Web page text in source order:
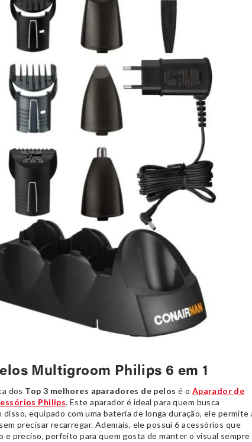
Multigroom Philips 6 em 1
dos Top 3 melhores aparadores de pelos é o Aparador de
Philips. Este aparador é ideal para quem busca
equipado com uma bateria de longa duração, ele permite
precisar recarregar. Ademais, ele possui 6 acessórios que
preciso, perfeito para quem gosta de manter o visual sempre